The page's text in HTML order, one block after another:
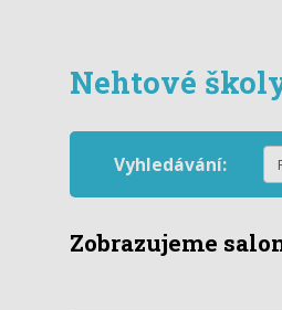
Nehtové
Vyhledávání:
Zobrazujeme